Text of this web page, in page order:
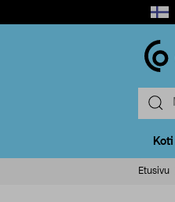
Select
market
Koti
Etusivu